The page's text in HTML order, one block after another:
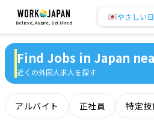
Believe, Aspire, Get Hired
やさしい
Find Jobs in Japan
近くの外国人求人を探す
アルバイト 正社員 特定技